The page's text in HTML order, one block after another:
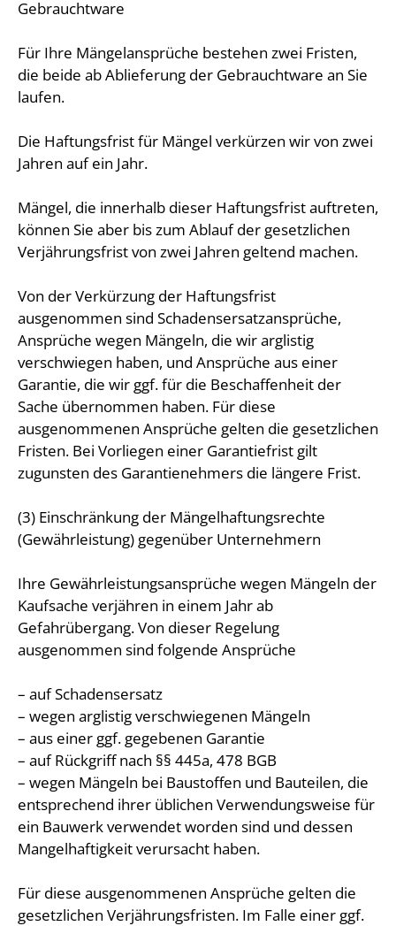
Gebrauchtware
Für Ihre Mängelansprüche bestehen zwei Fristen,
die beide ab Ablieferung der Gebrauchtware an Sie
laufen.
Die Haftungsfrist für Mängel verkürzen wir von zwei
Jahren auf ein Jahr.
Mängel, die innerhalb dieser Haftungsfrist auftreten,
können Sie aber bis zum Ablauf der gesetzlichen
Verjährungsfrist von zwei Jahren geltend machen.
Von der Verkürzung der Haftungsfrist
ausgenommen sind Schadensersatzansprüche,
Ansprüche wegen Mängeln, die wir arglistig
verschwiegen haben, und Ansprüche aus einer
Garantie, die wir ggf. für die Beschaffenheit der
Sache übernommen haben. Für diese
ausgenommenen Ansprüche gelten die gesetzlichen
Fristen. Bei Vorliegen einer Garantiefrist gilt
zugunsten des Garantienehmers die längere Frist.
(3) Einschränkung der Mängelhaftungsrechte
(Gewährleistung) gegenüber Unternehmern
Ihre Gewährleistungsansprüche wegen Mängeln der
Kaufsache verjähren in einem Jahr ab
Gefahrübergang. Von dieser Regelung
ausgenommen sind folgende Ansprüche
– auf Schadensersatz
– wegen arglistig verschwiegenen Mängeln
– aus einer ggf. gegebenen Garantie
– auf Rückgriff nach §§ 445a, 478 BGB
– wegen Mängeln bei Baustoffen und Bauteilen, die
entsprechend ihrer üblichen Verwendungsweise für
ein Bauwerk verwendet worden sind und dessen
Mangelhaftigkeit verursacht haben.
Für diese ausgenommenen Ansprüche gelten die
gesetzlichen Verjährungsfristen. Im Falle einer ggf.